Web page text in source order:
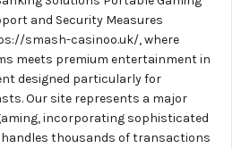
and Security Measures
smash-casinoo.uk/, where
meets premium entertainment in
designed particularly for
Our site represents a major
incorporating sophisticated
thousands of transactions